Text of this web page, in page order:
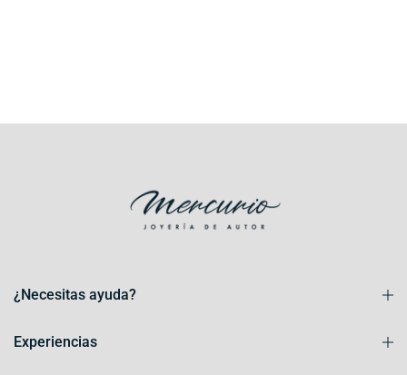
¿Necesitas ayuda?
Experiencias